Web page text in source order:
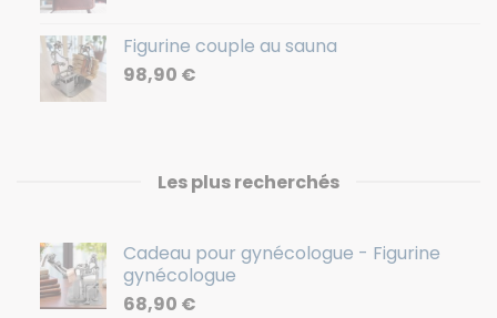
Figurine couple au sauna
98,90 €
Les plus recherchés
Cadeau pour gynécologue - Figurine
gynécologue
68,90 €